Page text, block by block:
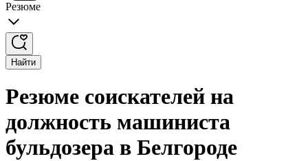
Резюме
Найти
Резюме соискателей на
должность машиниста
бульдозера в Белгороде